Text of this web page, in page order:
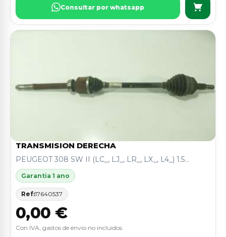
Consultar por whatsapp
TRANSMISION DERECHA
PEUGEOT 308 SW II (LC_, LJ_, LR_, LX_, L4_) 1.5...
Garantia 1 ano
Ref:17640537
0,00 €
Con IVA, gastos de envio no incluidos.